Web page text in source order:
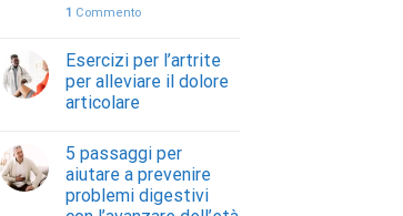
1 Commento
Esercizi per l’artrite
per alleviare il dolore
articolare
5 passaggi per
aiutare a prevenire
problemi digestivi